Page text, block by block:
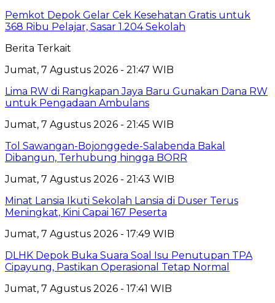
Pemkot Depok Gelar Cek Kesehatan Gratis untuk
368 Ribu Pelajar, Sasar 1.204 Sekolah
Berita Terkait
Jumat, 7 Agustus 2026 - 21:47 WIB
Lima RW di Rangkapan Jaya Baru Gunakan Dana RW
untuk Pengadaan Ambulans
Jumat, 7 Agustus 2026 - 21:45 WIB
Tol Sawangan-Bojonggede-Salabenda Bakal
Dibangun, Terhubung hingga BORR
Jumat, 7 Agustus 2026 - 21:43 WIB
Minat Lansia Ikuti Sekolah Lansia di Duser Terus
Meningkat, Kini Capai 167 Peserta
Jumat, 7 Agustus 2026 - 17:49 WIB
DLHK Depok Buka Suara Soal Isu Penutupan TPA
Cipayung, Pastikan Operasional Tetap Normal
Jumat, 7 Agustus 2026 - 17:41 WIB